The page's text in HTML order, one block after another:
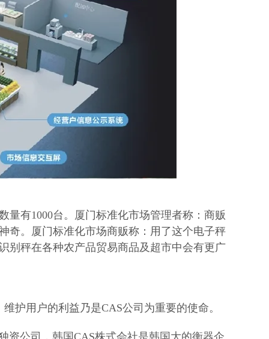
量有1000台。厦门标准化市场管理者称：商贩
奇。厦门标准化市场商贩称：用了这个电子秤
别秤在各种农产品贸易商品及超市中会有更广
护用户的利益乃是CAS公司为重要的使命。
资公司，韩国CAS株式会社是韩国大的衡器企